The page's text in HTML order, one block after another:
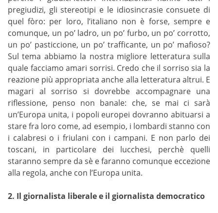
pregiudizi, gli stereotipi e le idiosincrasie consuete di
quel fòro: per loro, l’italiano non è forse, sempre e
comunque, un po’ ladro, un po’ furbo, un po’ corrotto,
un po’ pasticcione, un po’ trafficante, un po’ mafioso?
Sul tema abbiamo la nostra migliore letteratura sulla
quale facciamo amari sorrisi. Credo che il sorriso sia la
reazione più appropriata anche alla letteratura altrui. E
magari al sorriso si dovrebbe accompagnare una
riflessione, penso non banale: che, se mai ci sarà
un’Europa unita, i popoli europei dovranno abituarsi a
stare fra loro come, ad esempio, i lombardi stanno con
i calabresi o i friulani con i campani. E non parlo dei
toscani, in particolare dei lucchesi, perchè quelli
staranno sempre da sè e faranno comunque eccezione
alla regola, anche con l’Europa unita.
2. Il giornalista liberale e il giornalista democratico